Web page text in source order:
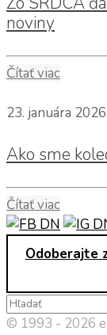
noviny
Čítať viac
23. januára 2026
Ako sme
Čítať viac
Odoberajte
© 1993 - 2026